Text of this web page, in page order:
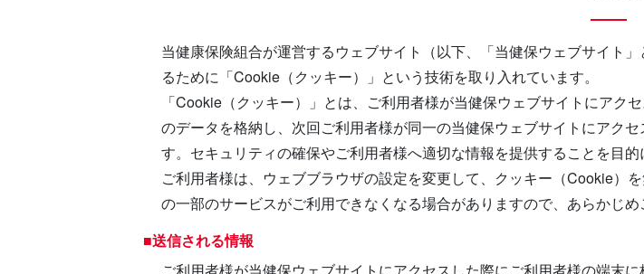
当健康保険組合が運営するウェブサイト（以下、「当健保ウェブサイト
るために「Cookie（クッキー）」という技術を取り入れています。
「Cookie（クッキー）」とは、ご利用者様が当健保ウェブサイトにア
のデータを格納し、次回ご利用者様が同一の当健保ウェブサイトにアク
す。セキュリティの確保やご利用者様へ適切な情報を提供することを目的
ご利用者様は、ウェブブラウザの設定を変更して、クッキー（Cookie）
の一部のサービスがご利用できなくなる場合がありますので、あらかじめ
■送信される情報